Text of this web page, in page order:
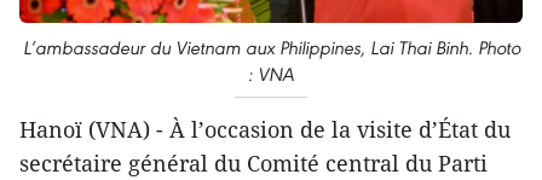
L’ambassadeur du Vietnam aux Philippines, Lai Thai Binh. Photo
: VNA
Hanoï (VNA) - À l’occasion de la visite d’État du
secrétaire général du Comité central du Parti